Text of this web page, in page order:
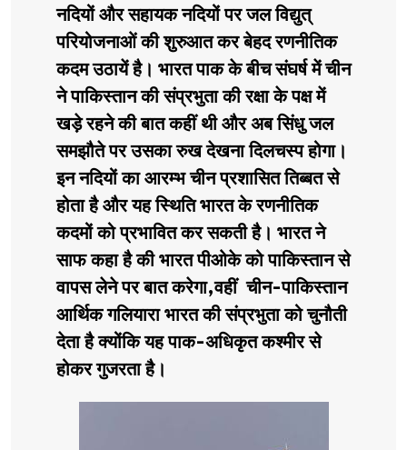
नदियों और सहायक नदियों पर जल विद्युत्
परियोजनाओं की शुरुआत कर बेहद रणनीतिक
कदम उठायें है। भारत पाक के बीच संघर्ष में चीन
ने पाकिस्तान की संप्रभुता की रक्षा के पक्ष में
खड़े रहने की बात कहीं थी और अब सिंधु जल
समझौते पर उसका रुख देखना दिलचस्प होगा।
इन नदियों का आरम्भ चीन प्रशासित तिब्बत से
होता है और यह स्थिति भारत के रणनीतिक
कदमों को प्रभावित कर सकती है। भारत ने
साफ कहा है की भारत पीओके को पाकिस्तान से
वापस लेने पर बात करेगा,वहीं चीन-पाकिस्तान
आर्थिक गलियारा भारत की संप्रभुता को चुनौती
देता है क्योंकि यह पाक-अधिकृत कश्मीर से
होकर गुजरता है।